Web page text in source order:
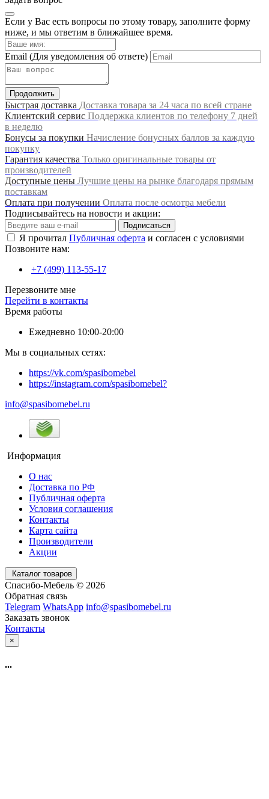
Если у Вас есть вопросы по этому товару, заполните форму
ниже, и мы ответим в ближайшее время.
Email (Для уведомления об ответе)
Продолжить
Быстрая доставка Доставка товара за 24 часа по всей стране
Клиентский сервис Поддержка клиентов по телефону 7 дней
в неделю
Бонусы за покупки Начисление бонусных баллов за каждую
покупку
Гарантия качества Только оригинальные товары от
производителей
Доступные цены Лучшие цены на рынке благодаря прямым
поставкам
Оплата при получении Оплата после осмотра мебели
Подписывайтесь на новости и акции:
Подписаться
Я прочитал Публичная оферта и согласен с условиями
Позвоните нам:
+7 (499) 113-55-17
Перезвоните мне
Перейти в контакты
Время работы
Ежедневно 10:00-20:00
Мы в социальных сетях:
https://vk.com/spasibomebel
https://instagram.com/spasibomebel?
info@spasibomebel.ru
Информация
О нас
Доставка по РФ
Публичная оферта
Условия соглашения
Контакты
Карта сайта
Производители
Акции
Каталог товаров
Спасибо-Мебель © 2026
Обратная связь
Telegram WhatsApp info@spasibomebel.ru
Заказать звонок
Контакты
×
...